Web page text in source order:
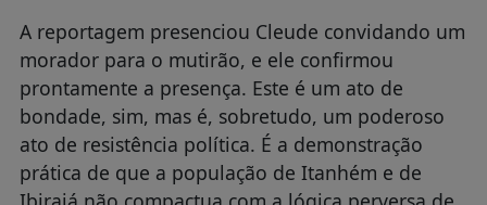
A reportagem presenciou Cleude convidando um
morador para o mutirão, e ele confirmou
prontamente a presença. Este é um ato de
bondade, sim, mas é, sobretudo, um poderoso
ato de resistência política. É a demonstração
prática de que a população de Itanhém e de